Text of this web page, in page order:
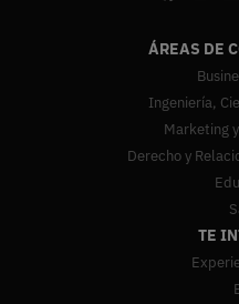
ÁREAS DE
Ingeniería,
Marketing
Derecho y
TE